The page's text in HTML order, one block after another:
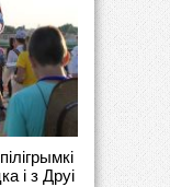
і з Друі